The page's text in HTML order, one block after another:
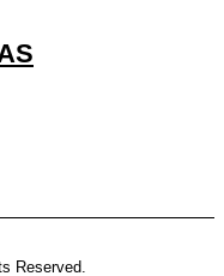
Reserved.